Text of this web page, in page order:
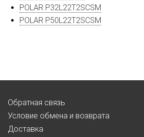
POLAR P32L22T2SCSM
POLAR P50L22T2SCSM
Обратная связь
Условие обмена и возврата
Доставка